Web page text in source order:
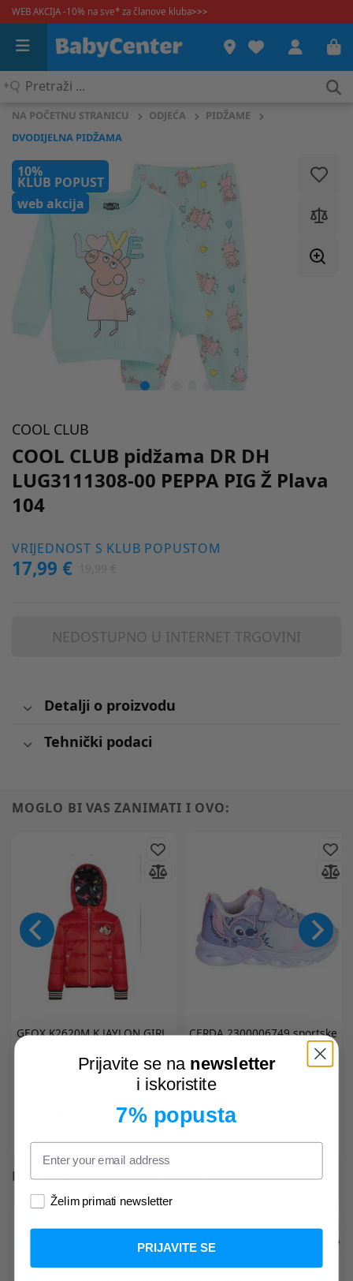
WEB AKCIJA -10% na sve* za članove kluba>>>
Pretraži
NA POČETNU STRANICU ODJEĆA
PIDŽAME
DVODIJELNA PIDŽAMA
10%
KLUB POPUST
web akcija
COOL CLUB
COOL CLUB pidžama DR DH
LUG3111308-00 PEPPA PIG Ž Plava
104
VRIJEDNOST S KLUB POPUSTOM
17,99 €
NEDOSTUPNO U INTERNET TRGOVINI
Detalji o proizvodu
Tehnički podaci
MOGLO BI VAS ZANIMATI I OVO:
GEOXK2620M K JAYLON GIRL
M F7115 T2562 jakna
*Najniža cijena u zadnjih 30 dana:
90,99 €
CERDA2300006749 sportske
31,99 €
39,99 €
PROVJERITE I DRUGE PROIZVODE:
KLUB POPUST
Prijavite se na newsletter
i iskoristite
7% popusta
Želim primati newsletter
PRIJAVITE SE